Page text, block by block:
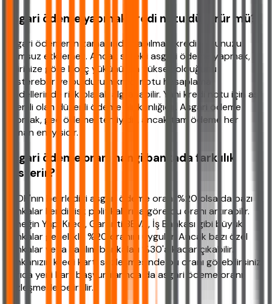
Asgari ödeme yapmak kredi notu düşürür mü?
Asgari ödemenin zamanında yapılması kredi notunuzu
olumsuz etkilemez. Ancak sürekli asgari ödeme yapmak,
gelirinize göre borç yükünüzün yüksek olduğunu
gösterebilir ve bu durum kredi notu hesaplama
modellerinde risk olarak algılanabilir. Yani kredi notu için asıl
önemli olan düzenli ödeme alışkanlığıdır. Asgari ödeme
yapmak, geç ödemekten iyidir, ancak tam ödeme her
zaman en iyisidir.
Asgari ödeme oranı hangi bankada farklılık
gösterir?
BDDK'nın belirlediği asgari ödeme oranı %20 olsa da bazı
bankalar kendi risk politikalarına göre bu oranı artırabilir.
Örneğin Yapı Kredi, Garanti BBVA, İş Bankası gibi büyük
bankalar genellikle %20 oranını uygular. Ancak bazı özel
bankalar veya katılım bankaları %30'a kadar çıkabilir.
Bankanızın kredi kartı sözleşmesinde bu oranı görebilirsiniz.
Ayrıca yeni kart başvurularında da asgari ödeme oranı
sözleşmede belirtilir.